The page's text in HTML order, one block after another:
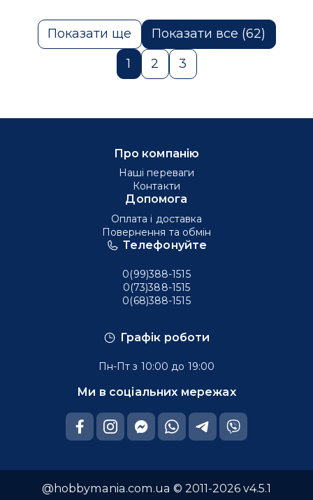
Показати ще
1
2 3
Показати все (62)
Графік роботи
Пн-Пт з 10:00 до 19:00
Ми в соціальних мережах
Телефонуйте
0(99)388-1515
0(73)388-1515
0(68)388-1515
Про компанію
Наші переваги
Контакти
Допомога
Оплата і доставка
Повернення та обмін
@hobbymania.com.ua © 2011-2026 v4.5.1